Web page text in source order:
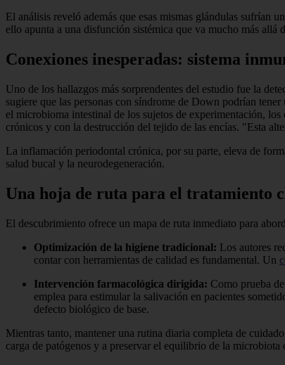
El análisis reveló además que esas mismas glándulas sufrían
ello apunta a una disfunción sistémica que va mucho más allá
Conexiones inesperadas: sistema
Uno de los hallazgos más sorprendentes del estudio fue la
sugiere que las personas con síndrome de Down podrían
el microbioma intestinal de los sujetos de experimentación,
crónicos y con la destrucción del tejido de las encías. "Esta
La inflamación periodontal crónica, por su parte, eleva de
salud bucal y la neurodegeneración.
Una hoja de ruta para el tratamiento
El descubrimiento ofrece un mapa de ruta inmediato para
Optimización de la higiene tradicional: Los autores
contar con herramientas de calidad es fundamental. Un
Intervención farmacológica dirigida: Como prueba
emplea para estimular la salivación en pacientes
defecto biológico de base.
Mientras tanto, mantener una rutina diaria completa de
carga de patógenos y a preservar el equilibrio de la microbiota